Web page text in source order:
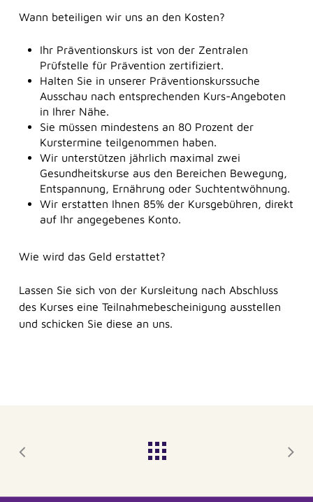
Wann beteiligen wir uns an den Kosten?
Ihr Präventionskurs ist von der Zentralen
Prüfstelle für Prävention zertifiziert.
Halten Sie in unserer Präventionskurssuche
Ausschau nach entsprechenden Kurs-Angeboten
in Ihrer Nähe.
Sie müssen mindestens an 80 Prozent der
Kurstermine teilgenommen haben.
Wir unterstützen jährlich maximal zwei
Gesundheitskurse aus den Bereichen Bewegung,
Entspannung, Ernährung oder Suchtentwöhnung.
Wir erstatten Ihnen 85% der Kursgebühren, direkt
auf Ihr angegebenes Konto.
Wie wird das Geld erstattet?
Lassen Sie sich von der Kursleitung nach Abschluss
des Kurses eine Teilnahmebescheinigung ausstellen
und schicken Sie diese an uns.
Herzlich willkommen bei der BKK SBH! Wie